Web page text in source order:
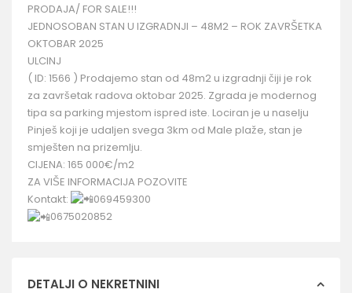
PRODAJA/ FOR SALE!!!
JEDNOSOBAN STAN U IZGRADNJI – 48M2 – ROK ZAVRŠETKA
OKTOBAR 2025
ULCINJ
( ID: 1566 ) Prodajemo stan od 48m2 u izgradnji čiji je rok
za završetak radova oktobar 2025. Zgrada je modernog
tipa sa parking mjestom ispred iste. Lociran je u naselju
Pinješ koji je udaljen svega 3km od Male plaže, stan je
smješten na prizemlju.
CIJENA: 165 000€/m2
ZA VIŠE INFORMACIJA POZOVITE
Kontakt:
069459300
0675020852
DETALJI O NEKRETNINI